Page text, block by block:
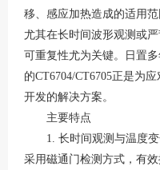
移、感应加热造成的适用
尤其在长时间波形观测或
可重复性尤为关键。日置
的CT6704/CT6705正是为
开发的解决方案。
主要特点
1. 长时间观测与温度
采用磁通门检测方式，有